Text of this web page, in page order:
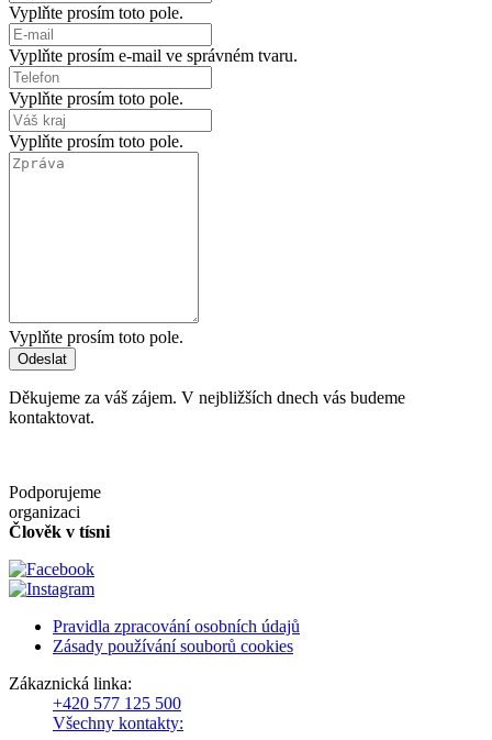
Vyplňte prosím toto pole.
Vyplňte prosím e-mail ve správném tvaru.
Vyplňte prosím toto pole.
Vyplňte prosím toto pole.
Vyplňte prosím toto pole.
Odeslat
Děkujeme za váš zájem. V nejbližších dnech vás budeme
kontaktovat.
Podporujeme
organizaci
Člověk v tísni
Pravidla zpracování osobních údajů
Zásady používání souborů cookies
Zákaznická linka:
+420 577 125 500
Všechny kontakty: